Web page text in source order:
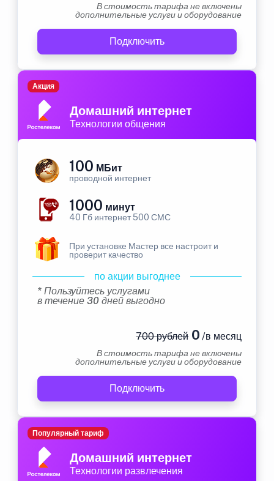
В стоимость тарифа не включены
дополнительные услуги и оборудование
Подключить
Домашний интернет
Технологии общения
Акция
100 МБит
проводной интернет
1000 минут
40 Гб интернет 500 СМС
При установке Мастер все настроит и
проверит качество
по акции выгоднее
* Пользуйтесь услугами
в течение 30 дней выгодно
700 рублей0 /в месяц
В стоимость тарифа не включены
дополнительные услуги и оборудование
Подключить
Домашний интернет
Технологии развлечения
Популярный тариф